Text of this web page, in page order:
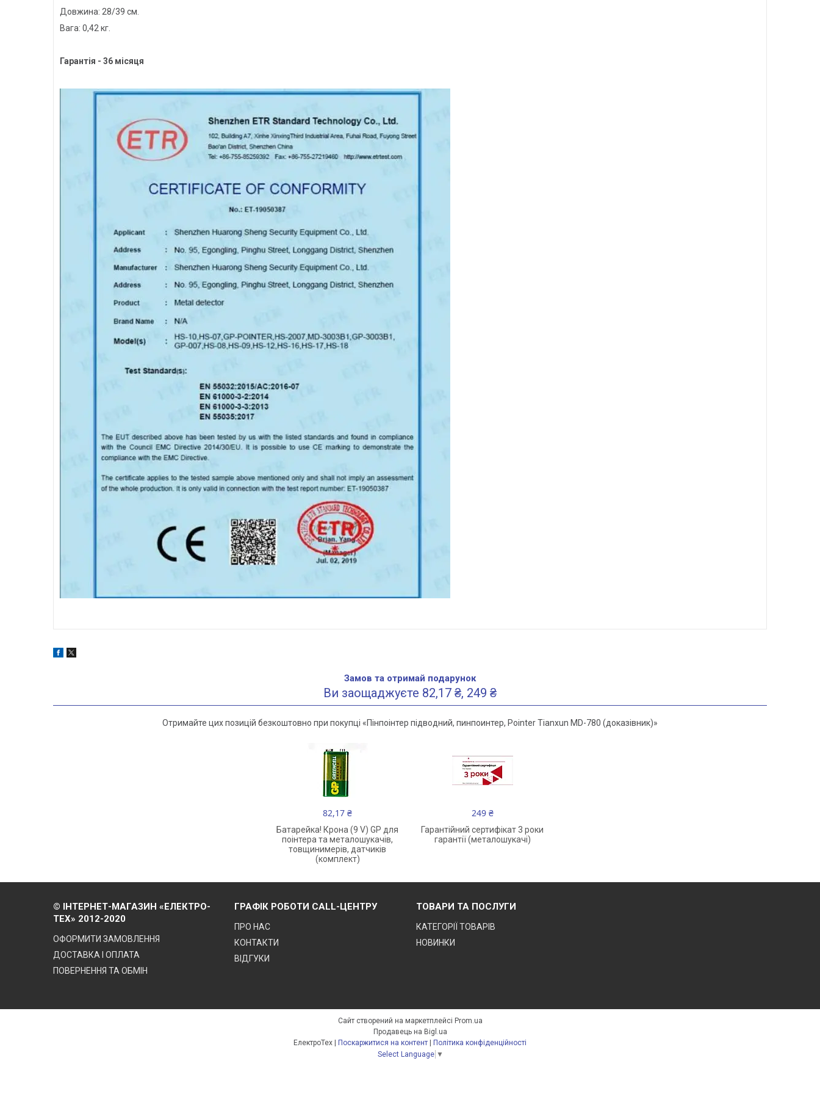
Довжина: 28/39 см.
Вага: 0,42 кг.
Гарантія - 36 місяця
Замов та отримай подарунок
Ви заощаджуєте 82,17 ₴, 249 ₴
Отримайте цих позицій безкоштовно при покупці «Пінпоінтер підводний, пинпоинтер, Рointer Tianxun MD-780 (доказівник)»
82,17 ₴
Батарейка! Крона (9 V) GP для
поінтера та металошукачів,
товщинимерів, датчиків
(комплект)
249 ₴
Гарантійний сертифікат 3 роки
гарантії (металошукачі)
© ІНТЕРНЕТ-МАГАЗИН «ЕЛЕКТРО-
ТЕХ» 2012-2020
ОФОРМИТИ ЗАМОВЛЕННЯ
ДОСТАВКА І ОПЛАТА
ПОВЕРНЕННЯ ТА ОБМІН
ГРАФІК РОБОТИ CALL-ЦЕНТРУ
ПРО НАС
КОНТАКТИ
ВІДГУКИ
ТОВАРИ ТА ПОСЛУГИ
КАТЕГОРІЇ ТОВАРІВ
НОВИНКИ
Сайт створений на маркетплейсі Prom.ua
Продавець на Bigl.ua
Поскаржитися на контент
Політика конфіденційності
Select Language ▼